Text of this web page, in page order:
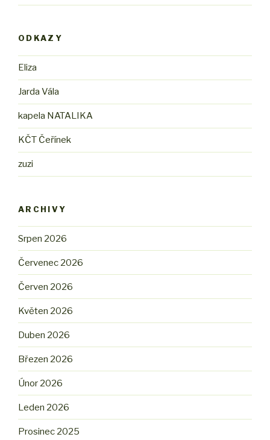
ODKAZY
Eliza
Jarda Vála
kapela NATALIKA
KČT Čeřínek
zuzi
ARCHIVY
Srpen 2026
Červenec 2026
Červen 2026
Květen 2026
Duben 2026
Březen 2026
Únor 2026
Leden 2026
Prosinec 2025